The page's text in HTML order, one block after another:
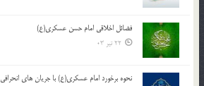
فضائل اخلاقی امام حسن عسکری(ع)
22 تیر 03
نحوه برخورد امام عسکری(ع) با جریان های انحرافی